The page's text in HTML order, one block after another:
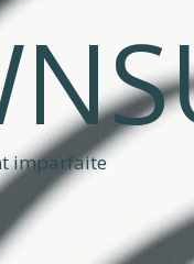
imparfaite